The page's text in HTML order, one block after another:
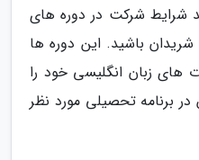
شرایط شرکت در دوره های
باشید. این دوره ها
های زبان انگلیسی خود را
برنامه تحصیلی مورد نظر